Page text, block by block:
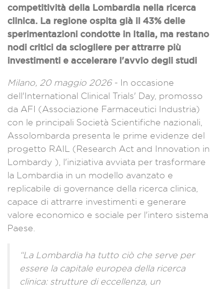
competitività della Lombardia nella ricerca
clinica. La regione ospita già il 43% delle
sperimentazioni condotte in Italia, ma restano
nodi critici da sciogliere per attrarre più
investimenti e accelerare l'avvio degli studi
Milano, 20 maggio 2026 - In occasione
dell'International Clinical Trials' Day, promosso
da AFI (Associazione Farmaceutici Industria)
con le principali Società Scientifiche nazionali,
Assolombarda presenta le prime evidenze del
progetto RAIL (Research Act and Innovation in
Lombardy ), l'iniziativa avviata per trasformare
la Lombardia in un modello avanzato e
replicabile di governance della ricerca clinica,
capace di attrarre investimenti e generare
valore economico e sociale per l'intero sistema
Paese.
“La Lombardia ha tutto ciò che serve per
essere la capitale europea della ricerca
clinica: strutture di eccellenza, un